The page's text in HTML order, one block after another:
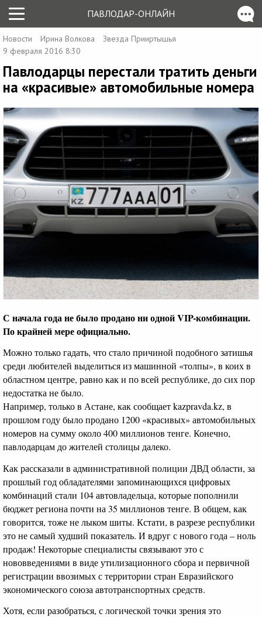
ПАВЛОДАР-ОНЛАЙН
Новости Ирина Волкова
Звезда Прииртышья
9 февраля 2016 8:30
Павлодарцы перестали тратить деньги
на «красивые» автомобильные номера
С начала года не было продано ни одной VIP-комбинации.
По крайней мере официально.
Можно только гадать, что стало причиной подобного затишья
среди любителей выделиться из машинной «толпы», в коих в
областном центре, равно как и по всей республике, до сих пор
недостатка не было.
Например, только в Астане, как сообщает kazpravda.kz, в
прошлом году было продано 1200 «красивых» автомобильных
номеров на сумму около 400 миллионов тенге. Конечно,
павлодарцам до жителей столицы далеко.
Как рассказали в административной полиции ДВД области, за
прошлый год обладателями запоминающихся цифровых
комбинаций стали 104 автовладельца, которые пополнили
бюджет региона почти на 35 миллионов тенге. В общем, как
говорится, тоже не лыком шиты. Кстати, в разрезе республики
это не самый худший показатель. И вдруг с нового года – ноль
продаж! Некоторые специалисты связывают это с
нововведениями в виде утилизационного сбора и первичной
регистрации ввозимых с территории стран Евразийского
экономического союза автотранспортных средств.
Хотя, если разобраться, с логической точки зрения это